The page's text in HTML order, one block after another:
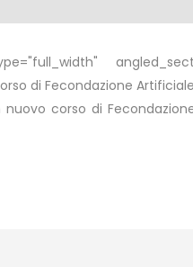
di Fecondazione Artificiale
nuovo corso di